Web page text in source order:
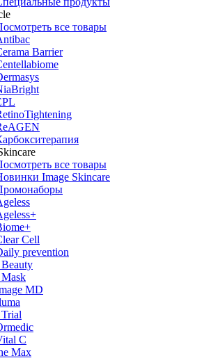
все товары
Barrier
все товары
Image Skincare
Cell
prevention
MD
C
Max